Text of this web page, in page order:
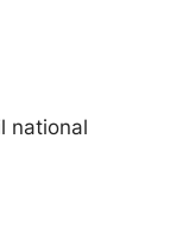
national